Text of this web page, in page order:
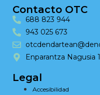
Contacto OTC
688 823 944
943 025 673
Enparantza Nagusia
Legal
Accesibilidad